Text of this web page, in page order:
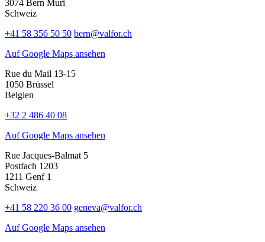
3074 Bern Muri
Schweiz
+41 58 356 50 50 bern@valfor.ch
Auf Google Maps ansehen
Rue du Mail 13-15
1050 Brüssel
Belgien
+32 2 486 40 08
Auf Google Maps ansehen
Rue Jacques-Balmat 5
Postfach 1203
1211 Genf 1
Schweiz
+41 58 220 36 00 geneva@valfor.ch
Auf Google Maps ansehen